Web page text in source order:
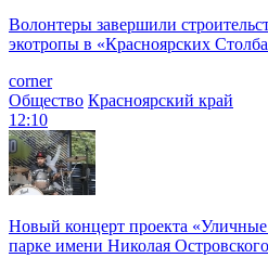
Волонтеры завершили
экотропы в «Красноярских
corner
Общество Красноярский край
12:10
Новый концерт проекта
парке имени Николая Островского